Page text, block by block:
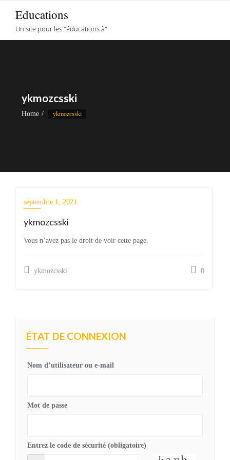
content
Educations
Un site pour les "éducations à"
ykmozcsski
Home ykmozcsski
septembre 1, 2021
ykmozcsski
Vous n’avez pas le droit de voir cette page.
ykmozcsski 0
ÉTAT DE CONNEXION
Nom d’utilisateur ou e-mail
Mot de passe
Entrez le code de sécurité (obligatoire)